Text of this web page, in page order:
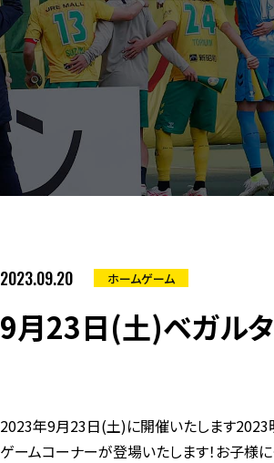
2023.09.20 ホームゲーム
9月23日(土)ベガル
2023年9月23日(土)に開催いたします2023
ゲームコーナーが登場いたします！お子様